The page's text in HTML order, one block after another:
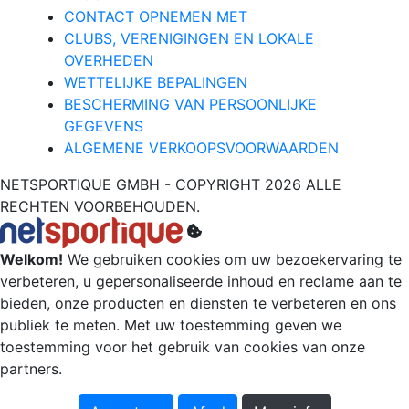
CONTACT OPNEMEN MET
CLUBS, VERENIGINGEN EN LOKALE
OVERHEDEN
WETTELIJKE BEPALINGEN
BESCHERMING VAN PERSOONLIJKE
GEGEVENS
ALGEMENE VERKOOPSVOORWAARDEN
NETSPORTIQUE GMBH - COPYRIGHT 2026 ALLE
RECHTEN VOORBEHOUDEN.
Welkom! We gebruiken cookies om uw bezoekervaring te
verbeteren, u gepersonaliseerde inhoud en reclame aan te
bieden, onze producten en diensten te verbeteren en ons
publiek te meten. Met uw toestemming geven we
toestemming voor het gebruik van cookies van onze
partners.